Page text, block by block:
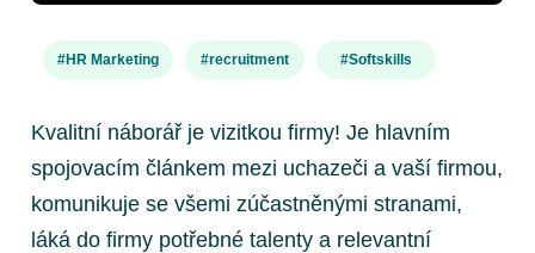
#HR Marketing #recruitment #Softskills
Kvalitní náborář je vizitkou firmy! Je hlavním
spojovacím článkem mezi uchazeči a vaší firmou,
komunikuje se všemi zúčastněnými stranami,
láká do firmy potřebné talenty a relevantní